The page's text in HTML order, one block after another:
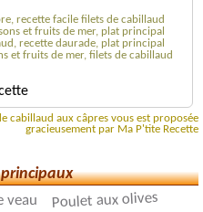
recette facile filets de cabillaud
et fruits de mer, plat principal
recette daurade, plat principal
et fruits de mer, filets de cabillaud
cabillaud aux câpres vous est proposée
gracieusement par Ma P'tite Recette
veau Poulet aux olives